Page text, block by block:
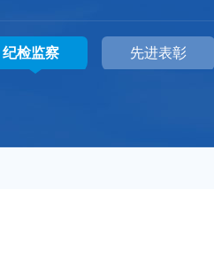
纪检监察 先进表彰